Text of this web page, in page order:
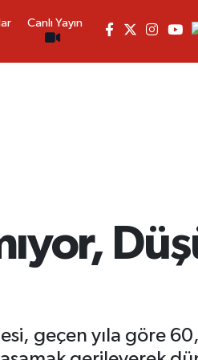
Canlı Yayın
geçen yıla göre